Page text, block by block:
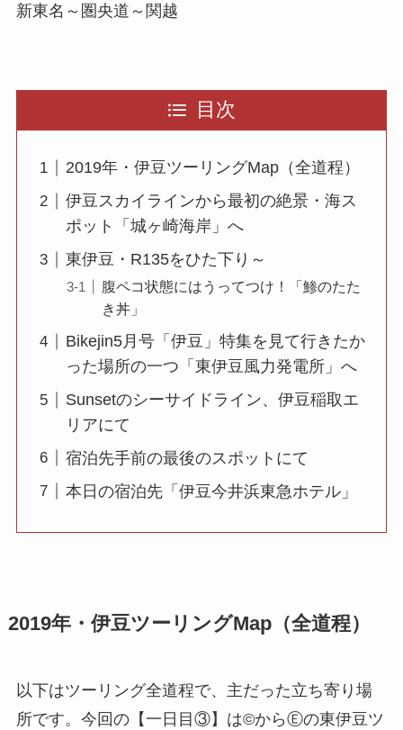
新東名～圏央道～関越
目次
2019年・伊豆ツーリングMap（全道程）
伊豆スカイラインから最初の絶景・海ス
ポット「城ヶ崎海岸」へ
東伊豆・R135をひた下り～
腹ペコ状態にはうってつけ！「鯵のたた
き丼」
Bikejin5月号「伊豆」特集を見て行きたか
った場所の一つ「東伊豆風力発電所」へ
Sunsetのシーサイドライン、伊豆稲取エ
リアにて
宿泊先手前の最後のスポットにて
本日の宿泊先「伊豆今井浜東急ホテル」
2019年・伊豆ツーリングMap（全道程）
以下はツーリング全道程で、主だった立ち寄り場
所です。今回の【一日目③】は©からⒺの東伊豆ツ